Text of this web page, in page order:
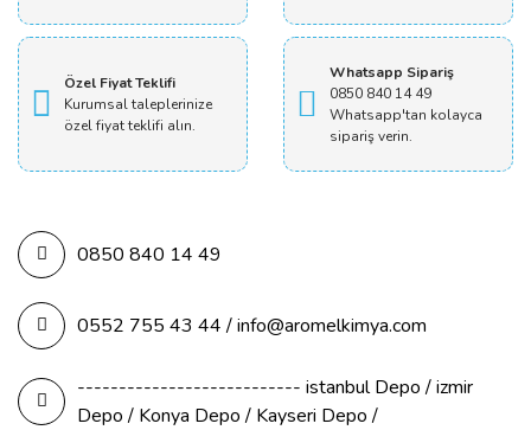
Özel Fiyat Teklifi
Kurumsal taleplerinize
özel fiyat teklifi alın.
Whatsapp Sipariş
0850 840 14 49
Whatsapp'tan kolayca
sipariş verin.
0850 840 14 49
0552 755 43 44 / info@aromelkimya.com
--------------------------- istanbul Depo / izmir
Depo / Konya Depo / Kayseri Depo /